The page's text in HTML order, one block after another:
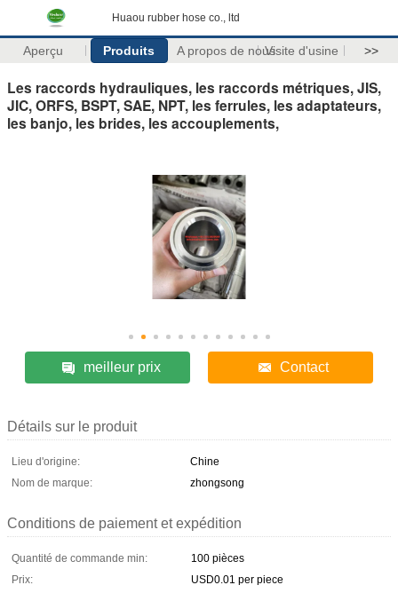
Huaou rubber hose co., ltd
Aperçu Produits A propos de nousVisite d'usine >>
Les raccords hydrauliques, les raccords métriques, JIS,
JIC, ORFS, BSPT, SAE, NPT, les ferrules, les adaptateurs,
les banjo, les brides, les accouplements,
meilleur prix Contact
Détails sur le produit
Lieu d'origine:
Chine
Nom de marque:
zhongsong
Conditions de paiement et expédition
Quantité de commande min:
100 pièces
Prix:
USD0.01 per piece